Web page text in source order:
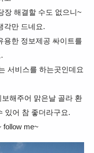
장 해결할 수도 없으니~
각만 드네요.
용한 정보제공 싸이트를
서비스를 하는곳인데요
해주어 맑은날 골라 환
있어 참 좋더라구요.
follow me~